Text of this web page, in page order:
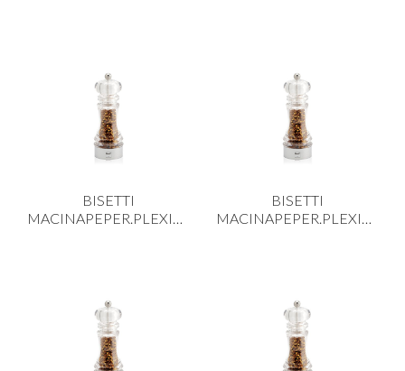
BISETTI
MACINAPEPER.PLEXIG.10
BISETTI
MACINAPEPER.PLEXIG.10